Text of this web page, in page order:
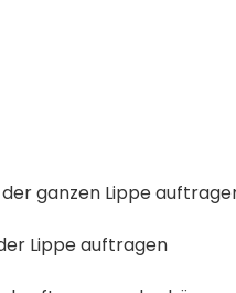
ganzen Lippe
Lippe auftragen